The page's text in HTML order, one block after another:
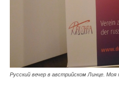
Русский вечер в австрийском Линце.